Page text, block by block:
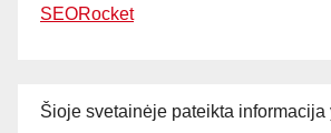
SEORocket
Šioje svetainėje pateikta informacija